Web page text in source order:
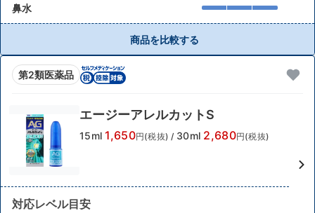
鼻水
商品を比較する
第2類医薬品
エージーアレルカットS
15ml 1,650円(税抜) / 30ml 2,680円(税抜)
対応レベル目安